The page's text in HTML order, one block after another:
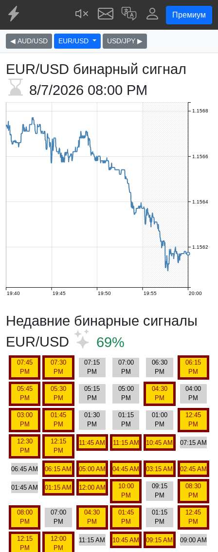
Премиум
◀ AUD/USD EUR/USD USD/JPY ▶
EUR/USD бинарный сигнал
8/7/2026 08:00 PM
19:40 19:45 19:50 19:55 20:00
1.1562
1.1564
1.1566
1.1568
Недавние бинарные сигналы
EUR/USD
69%
07:45
PM
07:30
PM
07:15
PM
07:00
PM
06:30
PM
06:15
PM
05:45
PM
05:30
PM
05:15
PM
05:00
PM
04:30
PM
04:00
PM
03:00
PM
01:45
PM
01:30
PM
01:15
PM
01:00
PM
12:45
PM
12:30
PM
12:15
PM
11:45 AM 11:15 AM 10:45 AM 07:15 AM
06:45 AM 06:15 AM 05:00 AM 04:45 AM 03:15 AM 02:45 AM
01:45 AM 01:15 AM 12:00 AM
10:00
PM
09:15
PM
08:30
PM
08:00
PM
07:00
PM
04:30
PM
01:45
PM
01:15
PM
12:45
PM
12:15
PM
12:00
PM
11:15 AM 10:45 AM 09:15 AM 09:00 AM